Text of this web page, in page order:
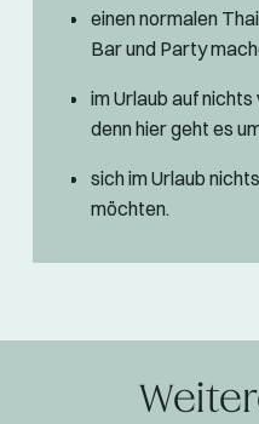
einen normalen
Bar und Party
im Urlaub auf
denn hier geht es
sich im Urlaub
möchten.